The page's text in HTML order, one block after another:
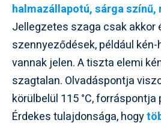
halmazállapotú, sárga színű,
Jellegzetes szaga csak akkor
szennyeződések, például kén-
vannak jelen. A tiszta elemi
szagtalan. Olvadáspontja
körülbelül 115 °C, forráspontja
Érdekes tulajdonsága, hogy